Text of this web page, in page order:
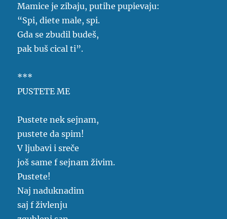
Mamice je zibaju, putihe pupievaju:
“Spi, diete male, spi.
Gda se zbudil budeš,
pak buš cical ti”.
***
PUSTETE ME
Pustete nek sejnam,
pustete da spim!
V ljubavi i sreče
još same f sejnam živim.
Pustete!
Naj naduknadim
saj f živlenju